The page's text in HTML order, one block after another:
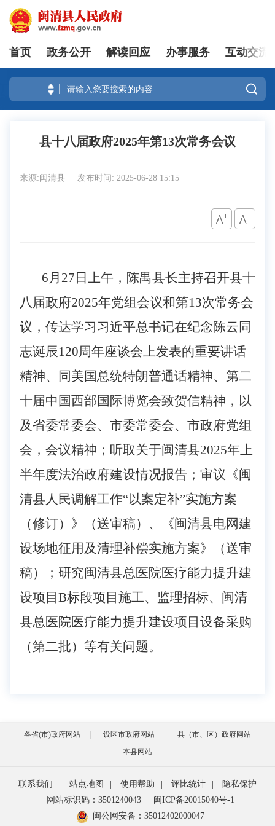
登录
首页 政务公开 解读回应 办事服务 互动交流

县十八届政府2025年第13次常务会议
来源:闽清县 发布时间: 2025-06-28 15:15
6月 27 日 上午 ， 陈禺县长主持召开县十
八届政府2025年党组会议和第13次常务会
议，传达学习习近平总书记在纪念陈云同
志诞辰120周年座谈会上发表的重要讲话
精神、同美国总统特朗普通话精神、第二
十届中国西部国际博览会致贺信精神，以
及省委常委会、市委常委会、市政府党组
会，会议精神；听取关于闽清县2025年上
半年度法治政府建设情况报告；审议《闽
清县人民调解工作“以案定补”实施方案
（修订）》（送审稿）、《闽清县电网建
设场地征用及清理补偿实施方案》（送审
稿）；研究闽清县总医院医疗能力提升建
设项目B标段项目施工、监理招标、闽清
县总医院医疗能力提升建设项目设备采购
（第二批）等有关问题。
各省(市)政府网站 设区市政府网站
县（市、区）政府网站
本县网站
联系我们 站点地图 使用帮助 评比统计
隐私保护
网站标识码：3501240043
闽ICP备20015040号-1
闽公网安备： 35012402000047